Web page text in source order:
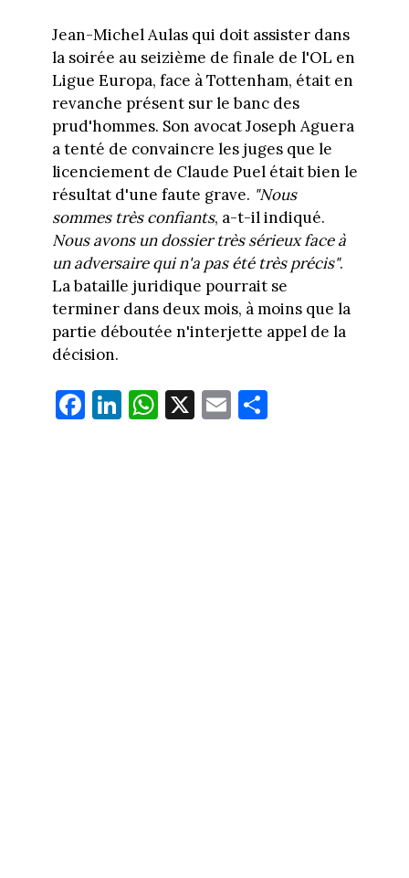
Jean-Michel Aulas qui doit assister dans
la soirée au seizième de finale de l'OL en
Ligue Europa, face à Tottenham, était en
revanche présent sur le banc des
prud'hommes. Son avocat Joseph Aguera
a tenté de convaincre les juges que le
licenciement de Claude Puel était bien le
résultat d'une faute grave. "Nous
sommes très confiants, a-t-il indiqué.
Nous avons un dossier très sérieux face à
un adversaire qui n'a pas été très précis".
La bataille juridique pourrait se
terminer dans deux mois, à moins que la
partie déboutée n'interjette appel de la
décision.
Fa
ce
Li
nk
W
ha
X E
m
Pa